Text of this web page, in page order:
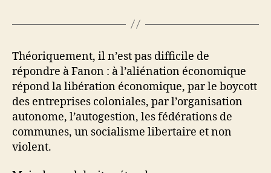
Théoriquement, il n’est pas difficile de
répondre à Fanon : à l’aliénation économique
répond la libération économique, par le boycott
des entreprises coloniales, par l’organisation
autonome, l’autogestion, les fédérations de
communes, un socialisme libertaire et non
violent.